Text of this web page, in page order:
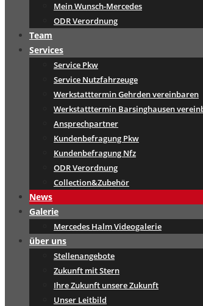
Mein Wunsch-Mercedes
ODR Verordnung
Team
Services
Service Pkw
Service Nutzfahrzeuge
Werkstatttermin Gehrden vereinbaren
Werkstatttermin Barsinghausen
Ansprechpartner
Kundenbefragung Pkw
Kundenbefragung Nfz
ODR Verordnung
Collection&Zubehör
News
Galerie
Mercedes Halm Videogalerie
über uns
Stellenangebote
Zukunft mit Stern
Ihre Zukunft unsere Zukunft
Unser Leitbild